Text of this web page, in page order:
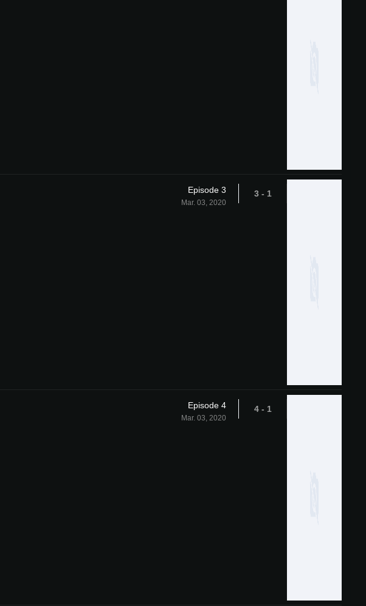
1 - 3
Episode 3
Mar. 03, 2020
1 - 4
Episode 4
Mar. 03, 2020